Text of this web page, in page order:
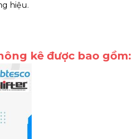
hiệu.
kê được bao gồm: